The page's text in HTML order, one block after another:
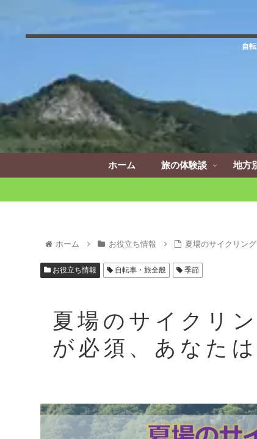
自
ホーム 旅の体験談 地方
ホーム お役立ち情報 夏場のサイクリン
お役立ち情報 自転車・旅全般 季節
夏場のサイクリ
が必須、あなた